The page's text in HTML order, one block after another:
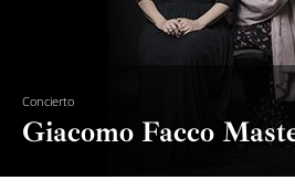
Concierto
Giacomo Facco